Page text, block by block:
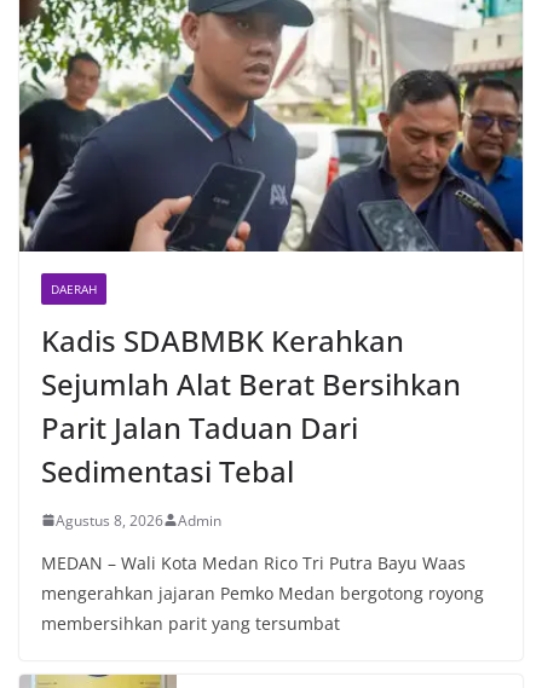
DAERAH
Kadis SDABMBK Kerahkan
Sejumlah Alat Berat Bersihkan
Parit Jalan Taduan Dari
Sedimentasi Tebal
Agustus 8, 2026 Admin
MEDAN – Wali Kota Medan Rico Tri Putra Bayu Waas
mengerahkan jajaran Pemko Medan bergotong royong
membersihkan parit yang tersumbat